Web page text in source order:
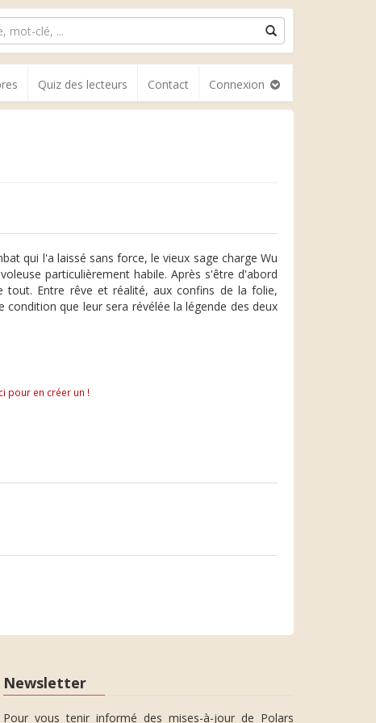
Quiz des lecteurs Contact Connexion
qui l'a laissé sans force, le vieux sage charge Wu
particulièrement habile. Après s'être d'abord
tout. Entre rêve et réalité, aux confins de la folie,
que leur sera révélée la légende des deux
pour en créer un !
Newsletter
Pour vous tenir informé des mises-à-jour de Polars